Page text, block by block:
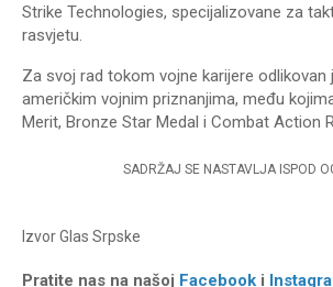
Strike Technologies, specijalizovane za
rasvjetu.
Za svoj rad tokom vojne karijere odlikovan
američkim vojnim priznanjima, među
Merit, Bronze Star Medal i Combat Action
SADRŽAJ SE NASTAVLJA ISPOD
IzvorGlas Srpske
Pratite nas na našoj Facebook i